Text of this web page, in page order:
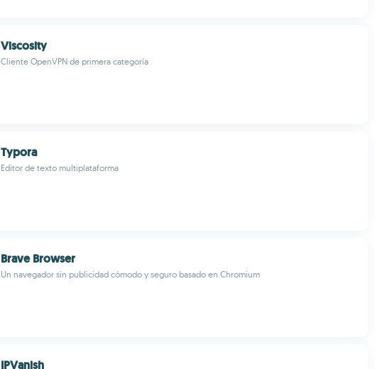
Viscosity
Cliente OpenVPN de primera categoría
Typora
Editor de texto multiplataforma
Brave Browser
Un navegador sin publicidad cómodo y seguro basado en Chromium
IPVanish